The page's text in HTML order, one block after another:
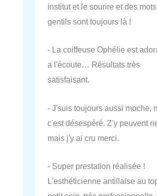
institut et le sourire et des mots
gentils sont toujours là !
- La coiffeuse Ophélie est
a l'écoute… Résultats très
satisfaisant.
- J'suis toujours aussi moche,
c'est désespéré. Z'y peuvent
mais j'y ai cru merci.
- Super prestation réalisée !
L'esthéticienne antillaise au